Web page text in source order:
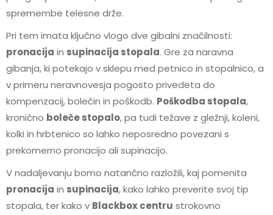
spremembe telesne drže.
Pri tem imata ključno vlogo dve gibalni značilnosti:
pronacija in supinacija stopala. Gre za naravna
gibanja, ki potekajo v sklepu med petnico in stopalnico, a
v primeru neravnovesja pogosto privedeta do
kompenzacij, bolečin in poškodb. Poškodba stopala,
kronično boleče stopalo, pa tudi težave z gležnji, koleni,
kolki in hrbtenico so lahko neposredno povezani s
prekomerno pronacijo ali supinacijo.
V nadaljevanju bomo natančno razložili, kaj pomenita
pronacija in supinacija, kako lahko preverite svoj tip
stopala, ter kako v Blackbox centru strokovno